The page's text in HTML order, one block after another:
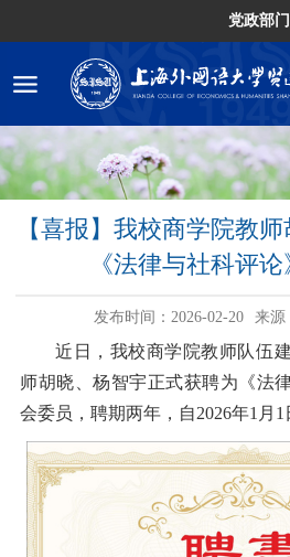
党政部门
【喜报】我校商学院教
《法律与社科评
发布时间：2026-02-20 来源
近日，我校商学院教师队伍
师胡晓、杨智宇正式获聘为《法
会委员，聘期两年，自2026年1月1